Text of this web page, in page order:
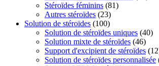
Stéroïdes féminins (81)
Autres stéroïdes (23)
Solution de stéroïdes (100)
Solution de stéroïdes uniques (40)
Solution mixte de stéroïdes (46)
Support d'excipient de stéroïdes
Solution de stéroïdes personnalisée